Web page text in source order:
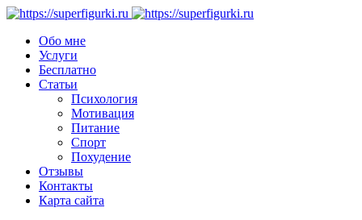
Обо мне
Услуги
Бесплатно
Статьи
Психология
Мотивация
Питание
Спорт
Похудение
Отзывы
Контакты
Карта сайта